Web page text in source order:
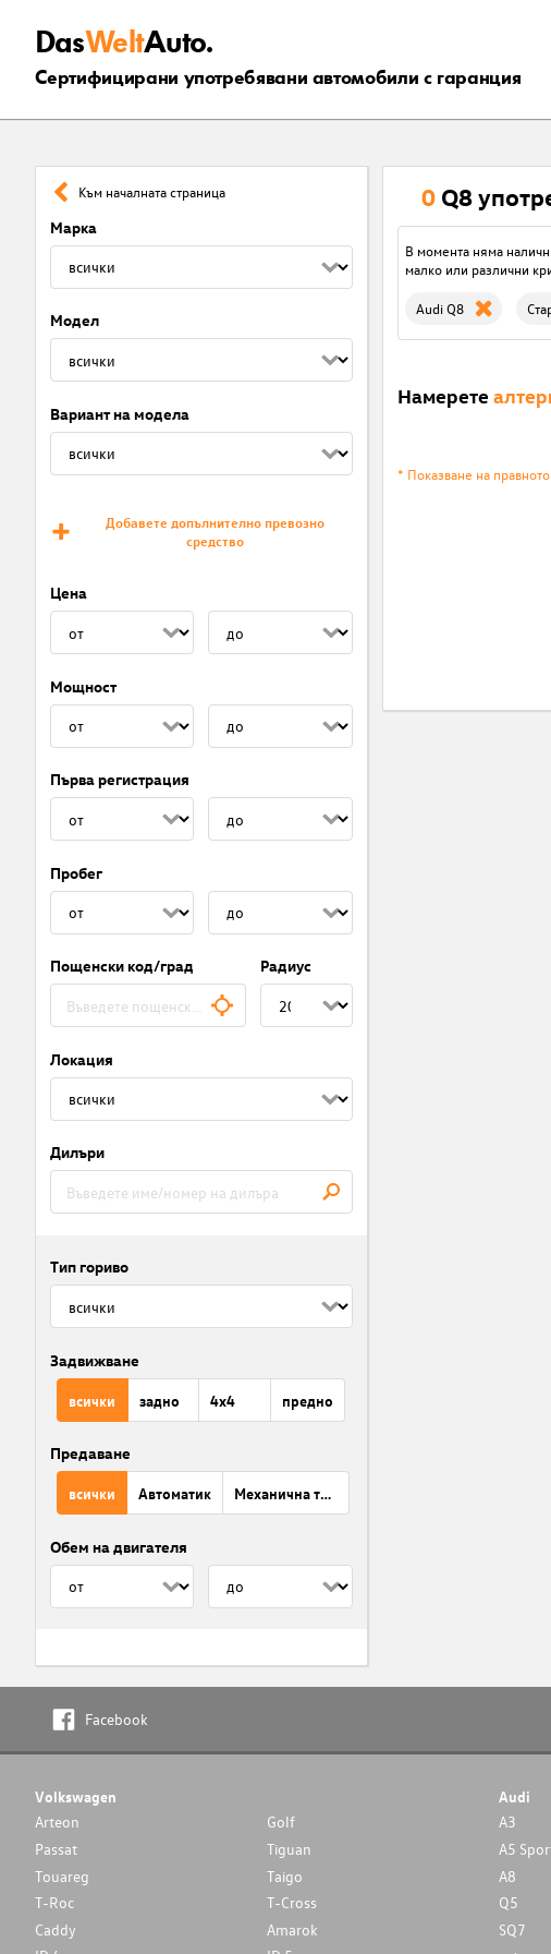
DasWeltAuto.
Сертифицирани употребявани автомобили с гаранция
Към началната страница
Марка
Модел
Вариант на модела
Добавете допълнително превозно
средство
Цена
Мощност
Първа регистрация
Пробег
Пощенски код/град Радиус
Локация
Дилъри
Тип гориво
Задвижване
всички задно 4x4 предно
Предаване
всички Автоматик Механична трансмисия
Обем на двигателя
0 Q8
В момента няма
малко или различни
Audi Q8
Намерете
* Показване на
Facebook
Volkswagen
Arteon
Golf
Passat
Tiguan
Touareg
Taigo
T-Roc
T-Cross
Caddy
Amarok
Audi
A3
A5
A8
Q5
SQ7